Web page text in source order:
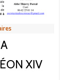
XIV